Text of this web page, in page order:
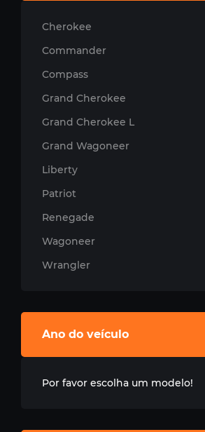
Cherokee
Commander
Compass
Grand Cherokee
Grand Cherokee L
Grand Wagoneer
Liberty
Patriot
Renegade
Wagoneer
Wrangler
Ano do veículo
Por favor escolha um modelo!